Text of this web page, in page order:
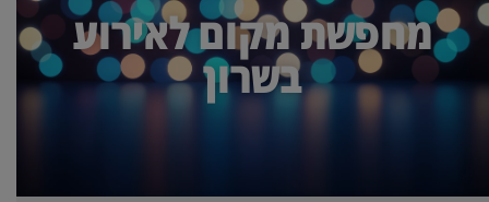
מחפשת מקום לאירוע
בשרון